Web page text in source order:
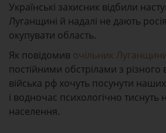
Українські захисник відбили
Луганщині й надалі не дають
окупувати область.
Як повідомив очільник
постійними обстрілами з
війська рф хочуть посунути наших
і водночас психологічно тиснуть
населення.